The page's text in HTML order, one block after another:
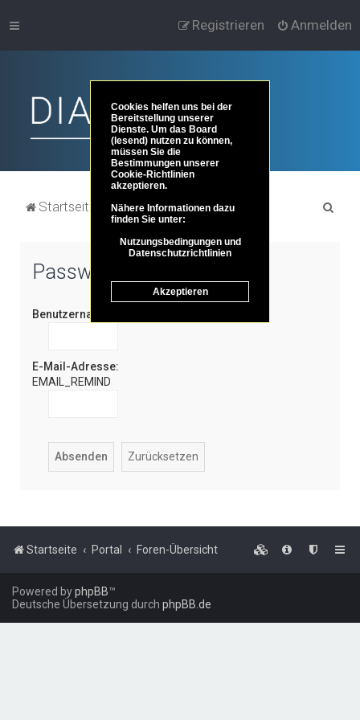
Anmelden
Registrieren
Startseite Portal Foren-Übersicht
Passwort senden
Benutzername:
E-Mail-Adresse:
EMAIL_REMIND
Cookies helfen uns bei der
Bereitstellung unserer
Dienste. Um das Board
(lesend) nutzen zu können,
müssen Sie die
Bestimmungen unserer
Cookie-Richtlinien
akzeptieren.
Nähere Informationen dazu
finden Sie unter:
Nutzungsbedingungen und
Datenschutzrichtlinien
Akzeptieren
Startseite Portal Foren-Übersicht
Powered byphpBB™
Deutsche Übersetzung durch phpBB.de